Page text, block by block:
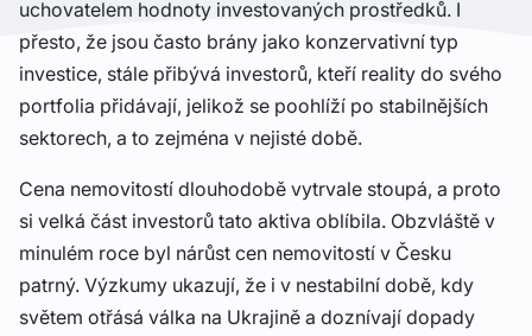
uchovatelem hodnoty investovaných prostředků. I
přesto, že jsou často brány jako konzervativní typ
investice, stále přibývá investorů, kteří reality do svého
portfolia přidávají, jelikož se poohlíží po stabilnějších
sektorech, a to zejména v nejisté době.
Cena nemovitostí dlouhodobě vytrvale stoupá, a proto
si velká část investorů tato aktiva oblíbila. Obzvláště v
minulém roce byl nárůst cen nemovitostí v Česku
patrný. Výzkumy ukazují, že i v nestabilní době, kdy
světem otřásá válka na Ukrajině a doznívají dopady